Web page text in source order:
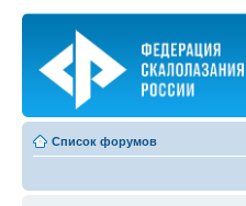
Список форумов